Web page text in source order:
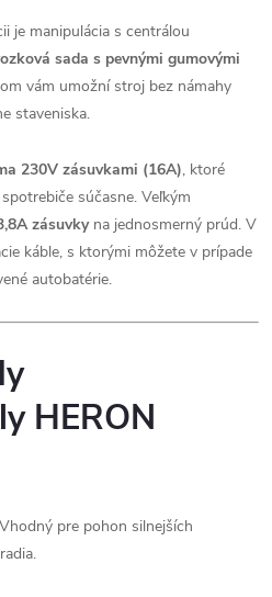
je manipulácia s centrálou
sada s pevnými gumovými
vám umožní stroj bez námahy
staveniska.
230V zásuvkami (16A), ktoré
súčasne. Veľkým
zásuvkyna jednosmerný prúd. V
káble, s ktorými môžete v prípade
autobatérie.
HERON
Vhodný pre pohon silnejších